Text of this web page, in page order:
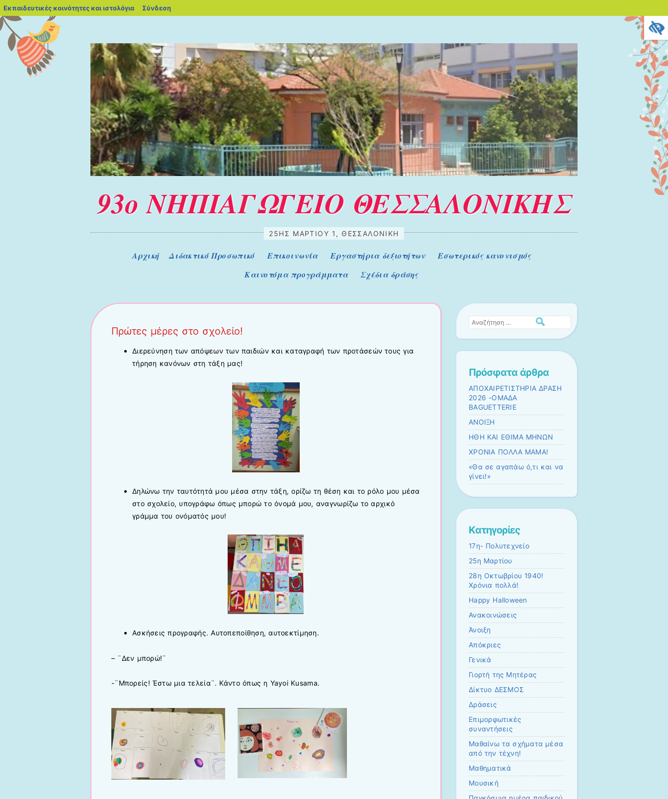
93ο ΝΗΠΙΑΓΩΓΕΙΟ ΘΕΣΣΑΛΟΝΙΚΗΣ
25ΗΣ ΜΑΡΤΊΟΥ 1, ΘΕΣΣΑΛΟΝΊΚΗ
Μετάβαση στο περιεχόμενο
Αρχική Διδακτικό Προσωπικό Επικοινωνία Εργαστήρια δεξιοτήτων
Εσωτερικός κανονισμός
Καινοτόμα προγράμματα
Σχέδια δράσης
Πρώτες μέρες στο σχολείο!
Διερεύνηση των απόψεων των παιδιών και καταγραφή των προτάσεών τους για
τήρηση κανόνων στη τάξη μας!
Δηλώνω την ταυτότητά μου μέσα στην τάξη, ορίζω τη θέση και το ρόλο μου μέσα
στο σχολείο, υπογράφω όπως μπορώ το όνομά μου, αναγνωρίζω το αρχικό
γράμμα του ονόματός μου!
Ασκήσεις προγραφής. Αυτοπεποίθηση, αυτοεκτίμηση.
– ¨Δεν μπορώ!¨
-¨Μπορείς! Έστω μια τελεία¨. Κάντο όπως η Yayoi Kusama.
Αναζήτηση
Πρόσφατα άρθρα
ΑΠΟΧΑΙΡΕΤΙΣΤΗΡΙΑ ΔΡΑΣΗ
2026 -ΟΜΑΔΑ
BAGUETTERIE
ΑΝΟΙΞΗ
ΗΘΗ ΚΑΙ ΕΘΙΜΑ ΜΗΝΩΝ
ΧΡΟΝΙΑ ΠΟΛΛΑ ΜΑΜΑ!
«Θα σε αγαπάω ό,τι και να
γίνει!»
Kατηγορίες
17η- Πολυτεχνείο
25η Μαρτίου
28η Οκτωβρίου 1940!
Χρόνια πολλά!
Happy Halloween
Ανακοινώσεις
Άνοιξη
Απόκριες
Γενικά
Γιορτή της Μητέρας
Δίκτυο ΔΕΣΜΟΣ
Δράσεις
Επιμορφωτικές
συναντήσεις
Μαθαίνω τα σχήματα μέσα
από την τέχνη!
Μαθηματικά
Μουσική
Εκπαιδευτικές κοινότητες και ιστολόγια blogs.sch.gr
Σύνδεση